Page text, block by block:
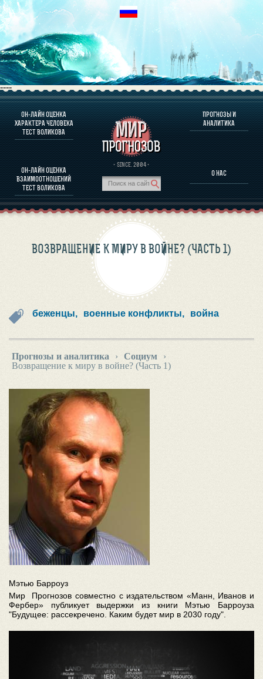
----
ОН-ЛАЙН ОЦЕНКА
ХАРАКТЕРА ЧЕЛОВЕКА
ТЕСТ ВОЛИКОВА
ОН-ЛАЙН ОЦЕНКА
ВЗАИМООТНОШЕНИЙ
ТЕСТ ВОЛИКОВА
· SINCE. 2004 ·
ПРОГНОЗЫ И
АНАЛИТИКА
О НАС
О ПРОГРАММЕ
ОЦЕНКА ХАРАКТЕРA ЧЕЛОВЕКА
ОЦЕНКА ХАРАКТЕРА ВЫДАЮЩИХСЯ ЛИЧНОСТЕЙ
О ПРОГРАММЕ
ПРОГНОЗЫ И АНАЛИТИКА
ВОЗВРАЩЕНИЕ К МИРУ В ВОЙНЕ? (ЧАСТЬ 1)
беженцы, военные конфликты, война
Прогнозы и аналитика › Социум
›
Возвращение к миру в войне? (Часть 1)
Мэтью Барроуз
Мир Прогнозов совместно с издательством «Манн, Иванов и
Фербер» публикует выдержки из книги Мэтью Барроуза
"Будущее: рассекречено. Каким будет мир в 2030 году".